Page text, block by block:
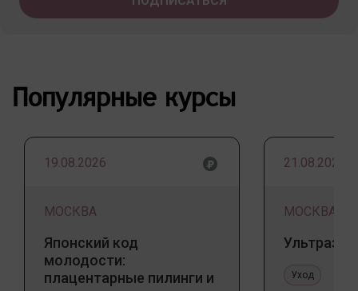
Популярные курсы
19.08.2026
МОСКВА
Японский код
молодости:
плацентарные пилинги и
21.08.2026
МОСКВА
Уход